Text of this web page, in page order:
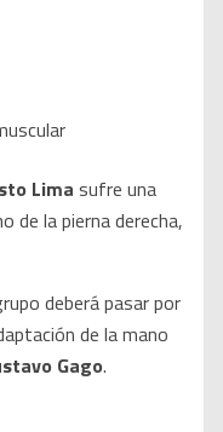
Lima sufre una
de la pierna derecha,
deberá pasar por
de la mano
Gago.